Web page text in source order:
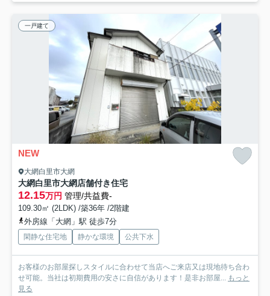
一戸建て
NEW
大網白里市大網
大網白里市大網店舗付き住宅
12.15万円 管理/共益費-
109.30㎡ (2LDK) /築36年 /2階建
外房線「大網」駅 徒歩7分
閑静な住宅地 静かな環境 公共下水
お客様のお部屋探しスタイルに合わせて当店へご来店又は現地待ち合わ
せ可能。当社は初期費用の安さに自信があります！是非お部屋... もっと
見る